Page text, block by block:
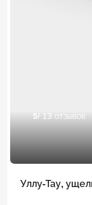
5/ 13 отзывов
Уллу-Тау,